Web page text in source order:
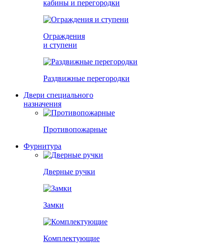
кабины и перегородки
Ограждения
и ступени
Раздвижные перегородки
Двери специального
назначения
Противопожарные
Фурнитура
Дверные ручки
Замки
Комплектующие